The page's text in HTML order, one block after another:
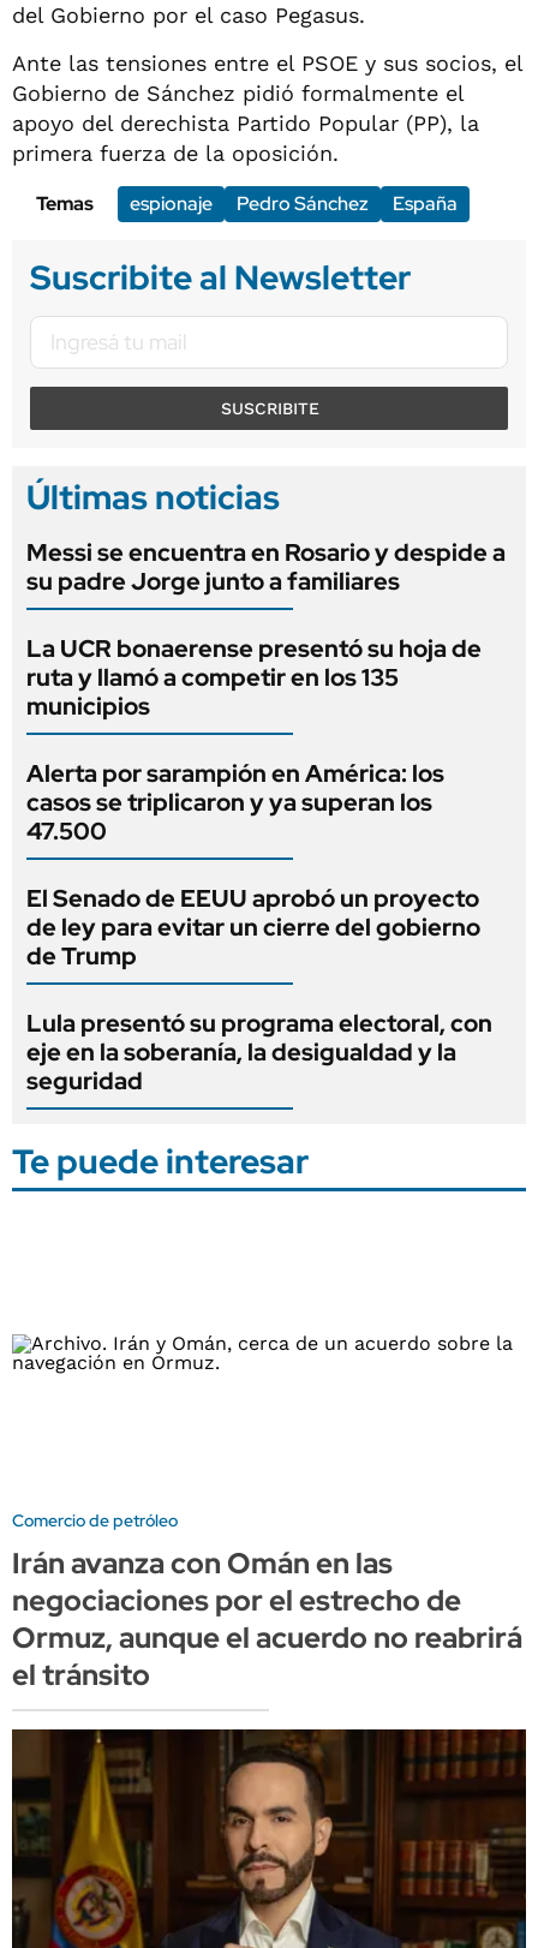
del Gobierno por el caso Pegasus.
Ante las tensiones entre el PSOE y sus socios, el
Gobierno de Sánchez pidió formalmente el
apoyo del derechista Partido Popular (PP), la
primera fuerza de la oposición.
Temas
espionaje Pedro Sánchez España
Suscribite al Newsletter
SUSCRIBITE
Últimas noticias
Messi se encuentra en Rosario y despide a
su padre Jorge junto a familiares
La UCR bonaerense presentó su hoja de
ruta y llamó a competir en los 135
municipios
Alerta por sarampión en América: los
casos se triplicaron y ya superan los
47.500
El Senado de EEUU aprobó un proyecto
de ley para evitar un cierre del gobierno
de Trump
Lula presentó su programa electoral, con
eje en la soberanía, la desigualdad y la
seguridad
Te puede interesar
Comercio de petróleo
Irán avanza con Omán en las
negociaciones por el estrecho de
Ormuz, aunque el acuerdo no reabrirá
el tránsito